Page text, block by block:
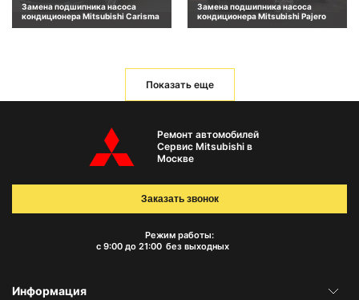
Замена подшипника насоса
кондиционера Mitsubishi Carisma
Замена подшипника насоса
кондиционера Mitsubishi Pajero
Показать еще
Ремонт автомобилей
Сервис Mitsubishi в
Москве
Режим работы:
с 9:00 до 21:00 без выходных
Заказать звонок
Информация